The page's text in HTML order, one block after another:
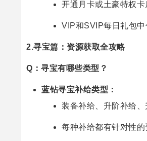
开通月卡或土豪特权卡
VIP和SVIP每日礼包中
2.寻宝篇：资源获取全攻略
Q：寻宝有哪些类型？
蓝钻寻宝补给类型：
装备补给、升阶补给、
每种补给都有针对性的